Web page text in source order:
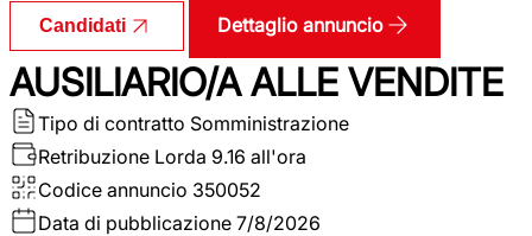
Candidati Dettaglio annuncio
AUSILIARIO/A ALLE VENDITE
Tipo di contratto Somministrazione
Retribuzione Lorda 9.16 all'ora
Codice annuncio 350052
Data di pubblicazione 7/8/2026